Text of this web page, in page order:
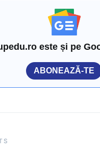
este și pe
ABONEAZĂ-TE